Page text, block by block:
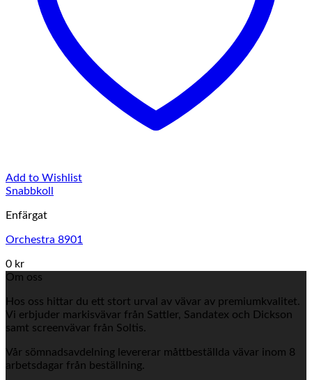
Add to Wishlist
Snabbkoll
Enfärgat
Orchestra 8901
0 kr
Om oss
Hos oss hittar du ett stort urval av vävar av premiumkvalitet.
Vi erbjuder markisvävar från Sattler, Sandatex och Dickson
samt screenvävar från Soltis.
Vår sömnadsavdelning levererar måttbeställda vävar inom 8
arbetsdagar från beställning.